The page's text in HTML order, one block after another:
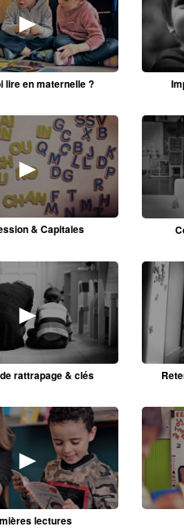
►
lire en maternelle ?
►
& Capitales
►
rattrapage & clés
►
lectures